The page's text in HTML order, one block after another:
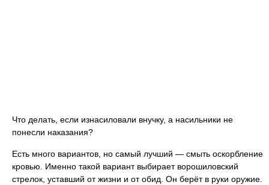
Что делать, если изнасиловали внучку, а насильники не
понесли наказания?
Есть много вариантов, но самый лучший — смыть оскорбление
кровью. Именно такой вариант выбирает ворошиловский
стрелок, уставший от жизни и от обид. Он берёт в руки оружие.